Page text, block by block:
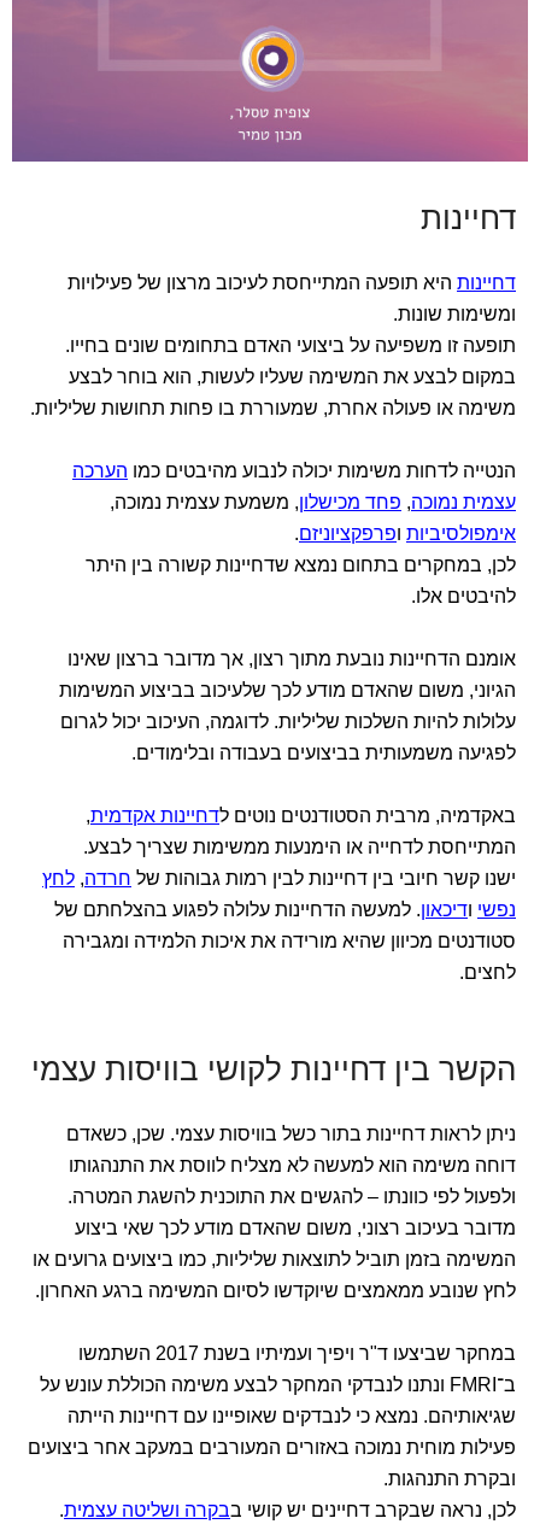
דחיינות
דחיינות היא תופעה המתייחסת לעיכוב מרצון של פעילויות
ומשימות שונות.
תופעה זו משפיעה על ביצועי האדם בתחומים שונים בחייו.
במקום לבצע את המשימה שעליו לעשות, הוא בוחר לבצע
משימה או פעולה אחרת, שמעוררת בו פחות תחושות שליליות.
הנטייה לדחות משימות יכולה לנבוע מהיבטים כמו הערכה
עצמית נמוכה, פחד מכישלון, משמעת עצמית נמוכה,
אימפולסיביות ופרפקציוניזם.
לכן, במחקרים בתחום נמצא שדחיינות קשורה בין היתר
להיבטים אלו.
אומנם הדחיינות נובעת מתוך רצון, אך מדובר ברצון שאינו
הגיוני, משום שהאדם מודע לכך שלעיכוב בביצוע המשימות
עלולות להיות השלכות שליליות. לדוגמה, העיכוב יכול לגרום
לפגיעה משמעותית בביצועים בעבודה ובלימודים.
באקדמיה, מרבית הסטודנטים נוטים לדחיינות אקדמית,
המתייחסת לדחייה או הימנעות ממשימות שצריך לבצע.
ישנו קשר חיובי בין דחיינות לבין רמות גבוהות של חרדה, לחץ
נפשי ודיכאון. למעשה הדחיינות עלולה לפגוע בהצלחתם של
סטודנטים מכיוון שהיא מורידה את איכות הלמידה ומגבירה
לחצים.
הקשר בין דחיינות לקושי בוויסות עצמי
ניתן לראות דחיינות בתור כשל בוויסות עצמי. שכן, כשאדם
דוחה משימה הוא למעשה לא מצליח לווסת את התנהגותו
ולפעול לפי כוונתו – להגשים את התוכנית להשגת המטרה.
מדובר בעיכוב רצוני, משום שהאדם מודע לכך שאי ביצוע
המשימה בזמן תוביל לתוצאות שליליות, כמו ביצועים גרועים או
לחץ שנובע ממאמצים שיוקדשו לסיום המשימה ברגע האחרון.
במחקר שביצעו ד"ר ויפיך ועמיתיו בשנת 2017 השתמשו
ב־FMRI ונתנו לנבדקי המחקר לבצע משימה הכוללת עונש על
שגיאותיהם. נמצא כי לנבדקים שאופיינו עם דחיינות הייתה
פעילות מוחית נמוכה באזורים המעורבים במעקב אחר ביצועים
ובקרת התנהגות.
לכן, נראה שבקרב דחיינים יש קושי בבקרה ושליטה עצמית.